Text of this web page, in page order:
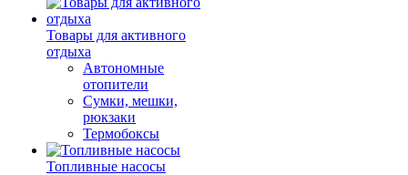
Товары для активного
отдыха
Автономные
отопители
Сумки, мешки,
рюкзаки
Термобоксы
Топливные насосы